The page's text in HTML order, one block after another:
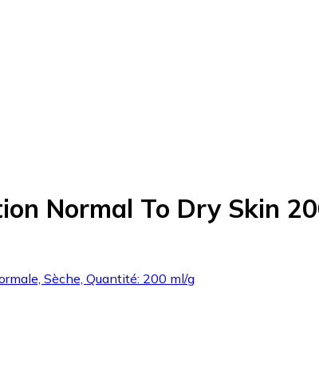
Normal To Dry Skin
Sèche, Quantité: 200 ml/g